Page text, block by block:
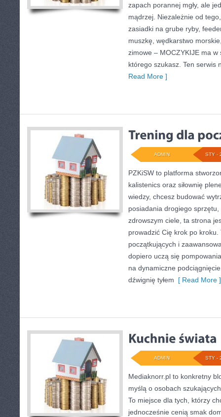
zapach porannej mgły, ale
mądrzej. Niezależnie od
zasiadki na grube ryby,
muszkę, wędkarstwo
zimowe – MOCZYKIJE ma w
którego szukasz. Ten serwis
Read More ]
STY -
ADMIN
PZKiSW to platforma
kalistenics oraz siłownię
wiedzy, chcesz budować
posiadania drogiego
zdrowszym ciele, ta strona
prowadzić Cię krok po
początkujących i
dopiero uczą się
na dynamiczne
dźwignię tyłem [ Read More ]
STY -
ADMIN
Mediaknorr.pl to konkretny
myślą o osobach
To miejsce dla tych, którzy
jednocześnie cenią smak